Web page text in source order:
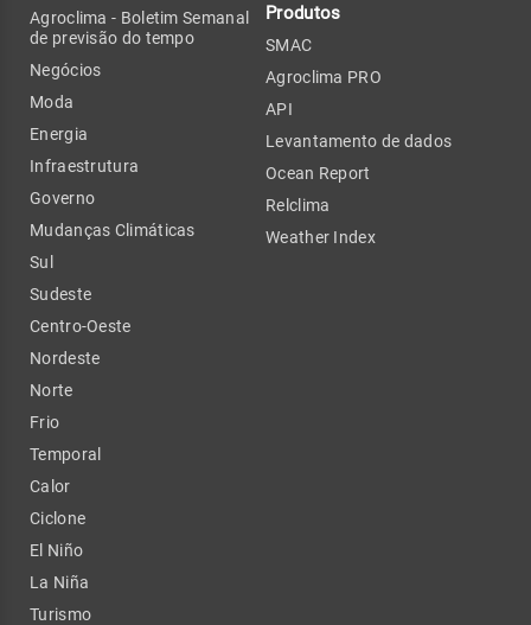
Agroclima - Boletim Semanal
de previsão do tempo
Negócios
Moda
Energia
Infraestrutura
Governo
Mudanças Climáticas
Sul
Sudeste
Centro-Oeste
Nordeste
Norte
Frio
Temporal
Calor
Ciclone
El Niño
La Niña
Turismo
Produtos
SMAC
Agroclima PRO
API
Levantamento de dados
Ocean Report
Relclima
Weather Index